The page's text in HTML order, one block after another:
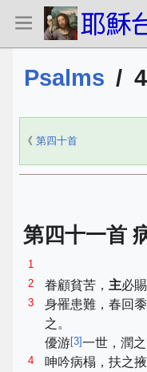
Psalms /
《 第四十首
第四十一首
1
2
眷顧貧苦，主必賜
3 身罹患難，春回
之。
優游[3]一世，潤
4 呻吟病榻，扶之